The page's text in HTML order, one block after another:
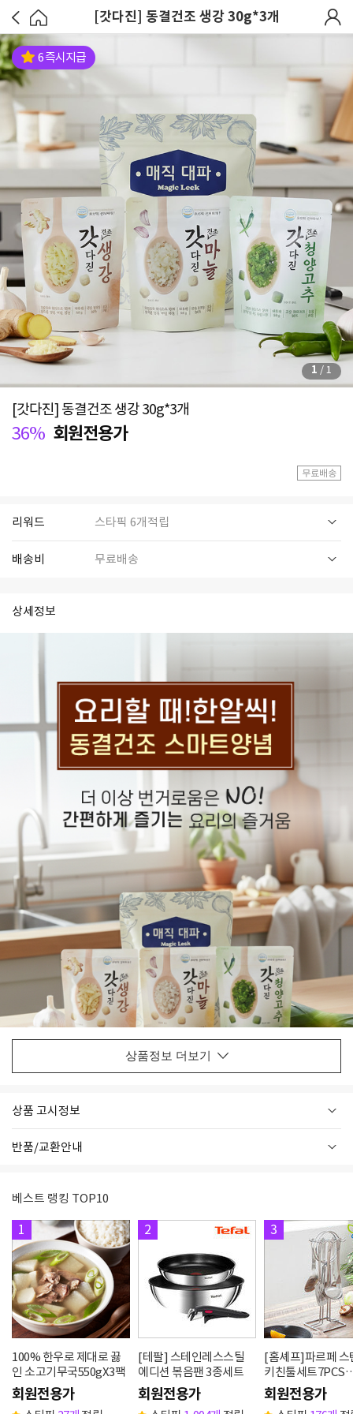
[갓다진] 동결건조 생강 30g*3개
6 즉시지급
1 /1
[갓다진] 동결건조 생강 30g*3개
36% 회원전용가
무료배송
리워드 스타픽 6개적립
배송비 무료배송
상세정보
상품정보 더보기
상품 고시정보
반품/교환안내
베스트 랭킹 TOP10
1
100% 한우로 제대로 끓
인 소고기무국550gX3팩
회원전용가
2
[테팔] 스테인레스스틸
에디션 볶음팬 3종세트
회원전용가
3
[홈셰프]파르페 스
키친툴세트7PCS
hc0607se
회원전용가